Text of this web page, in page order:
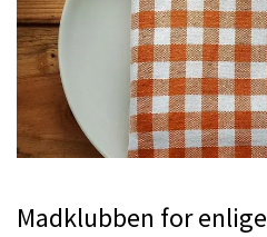
Madklubben for enlige